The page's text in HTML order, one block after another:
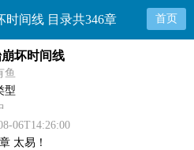
时间线 目录共346章 首页
坏时间线
鱼
型
06T14:26:00
太易！